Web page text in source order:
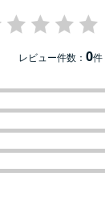
レビュー件数：0件